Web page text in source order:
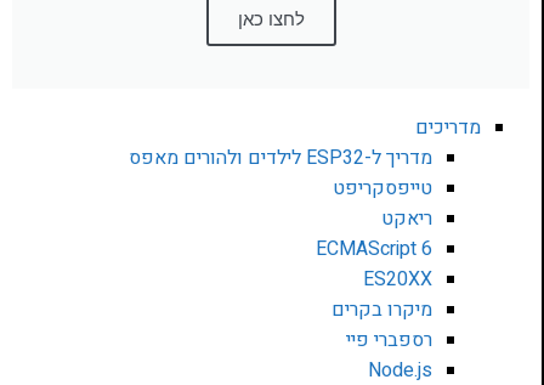
לחצו כאן
מדריכים
מדריך ל-ESP32 לילדים ולהורים מאפס
טייפסקריפט
ריאקט
ECMAScript 6
ES20XX
מיקרו בקרים
רספברי פיי
Node.js